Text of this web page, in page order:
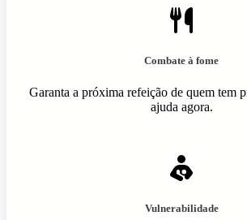
Combate à fome
Garanta a próxima refeição de quem tem
ajuda agora.
Vulnerabilidade